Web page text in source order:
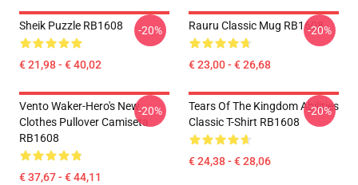
Sheik Puzzle RB1608
€ 21,98 - € 40,02
-20% Rauru Classic Mug RB1608
€ 23,00 - € 26,68
-20%
Vento Waker-Hero's New
Clothes Pullover Camiseta
RB1608
€ 37,67 - € 44,11
-20%
Tears Of The Kingdom Abilities
Classic T-Shirt RB1608
€ 24,38 - € 28,06
-20%